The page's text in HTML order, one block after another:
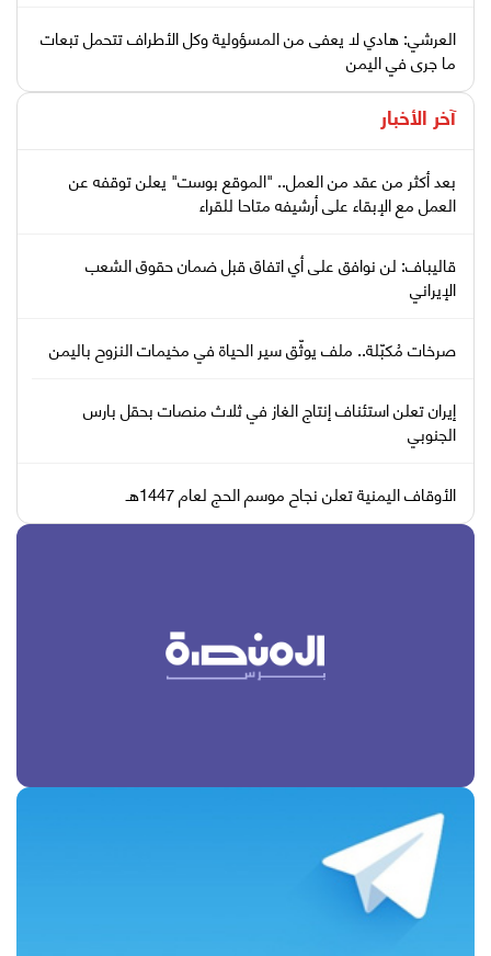
العرشي: هادي لا يعفى من المسؤولية وكل الأطراف تتحمل تبعات
ما جرى في اليمن
آخر الأخبار
بعد أكثر من عقد من العمل.. "الموقع بوست" يعلن توقفه عن
العمل مع الإبقاء على أرشيفه متاحا للقراء
قاليباف: لن نوافق على أي اتفاق قبل ضمان حقوق الشعب
الإيراني
صرخات مُكبّلة.. ملف يوثّق سير الحياة في مخيمات النزوح باليمن
إيران تعلن استئناف إنتاج الغاز في ثلاث منصات بحقل بارس
الجنوبي
الأوقاف اليمنية تعلن نجاح موسم الحج لعام 1447هـ